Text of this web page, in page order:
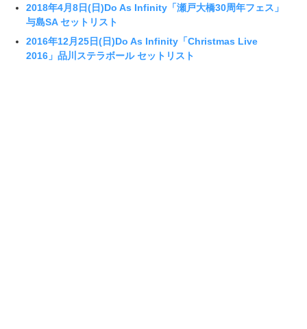
2018年4月8日(日)Do As Infinity「瀬戸大橋30周年フェス」
与島SA セットリスト
2016年12月25日(日)Do As Infinity「Christmas Live
2016」品川ステラボール セットリスト